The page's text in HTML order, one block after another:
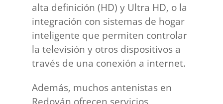
alta definición (HD) y Ultra HD, o la
integración con sistemas de hogar
inteligente que permiten controlar
la televisión y otros dispositivos a
través de una conexión a internet.
Además, muchos antenistas en
Redován ofrecen servicios